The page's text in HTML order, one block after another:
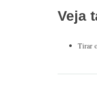
Veja
Tirar